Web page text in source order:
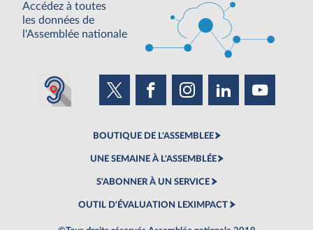
Accédez à toutes
les données de
l'Assemblée nationale
BOUTIQUE DE L'ASSEMBLEE
UNE SEMAINE À L'ASSEMBLÉE
S'ABONNER À UN SERVICE
OUTIL D'ÉVALUATION LEXIMPACT